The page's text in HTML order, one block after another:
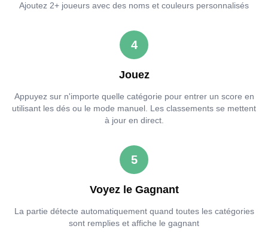
Ajoutez 2+ joueurs avec des noms et couleurs personnalisés
4
Jouez
Appuyez sur n'importe quelle catégorie pour entrer un score en
utilisant les dés ou le mode manuel. Les classements se mettent
à jour en direct.
5
Voyez le Gagnant
La partie détecte automatiquement quand toutes les catégories
sont remplies et affiche le gagnant